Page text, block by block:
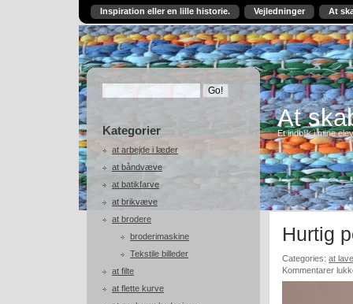
Inspiration eller en lille historie. Vejledninger At
Kategorier
at arbejde i læder
at båndvæve
at batikfarve
at brikvæve
at brodere
broderimaskine
Tekstile billeder
at filte
at flette kurve
At
Et indblik i mine
Hurtig
Categories: at
Kommentarer